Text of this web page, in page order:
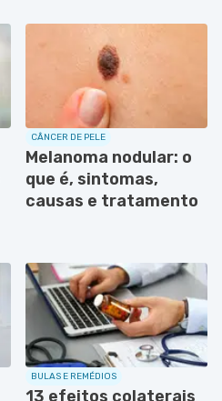
CÂNCER DE PELE
Melanoma nodular: o
que é, sintomas,
causas e tratamento
BULAS E REMÉDIOS
13 efeitos colaterais